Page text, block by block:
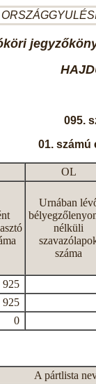
095.
01. számú
OL
Urnában
nélküli
száma
925
925
0
A pártlista